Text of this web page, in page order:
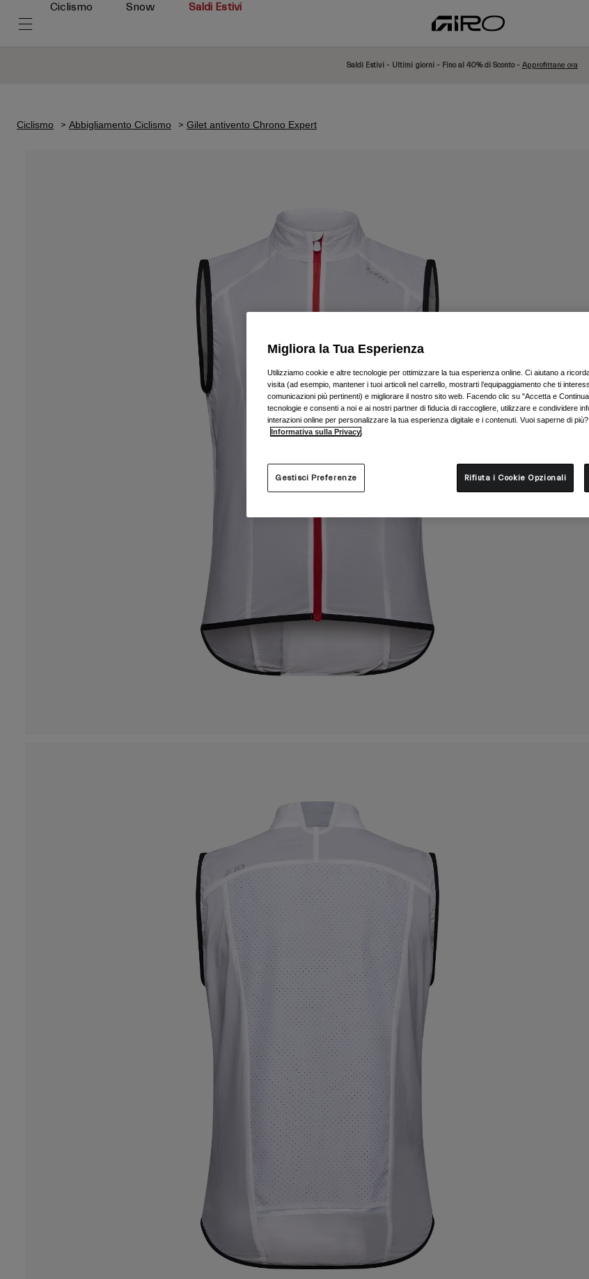
Ciclismo Snow Saldi Estivi
Saldi Estivi - Ultimi giorni - Fino al 40% di Sconto - Approfittane ora
Ciclismo Abbigliamento Ciclismo Gilet antivento Chrono Expert
Migliora la Tua Esperienza
Utilizziamo cookie e altre tecnologie per ottimizzare la tua esperienza online. Ci aiutano a
visita (ad esempio, mantener i tuoi articoli nel carrello, mostrarti l’equipaggiamento che ti
comunicazioni più pertinenti) e migliorare il nostro sito web. Facendo clic su "Accetta e
tecnologie e consenti a noi e ai nostri partner di fiducia di raccogliere, utilizzare e condividere
interazioni online per personalizzare la tua esperienza digitale e i contenuti. Vuoi saperne di
Informativa sulla Privacy
Gestisci Preferenze Rifiuta i Cookie Opzionali